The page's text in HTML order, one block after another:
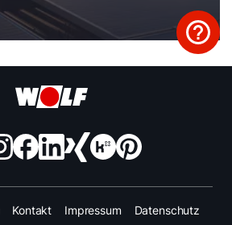
Kontakt Impressum Datenschutz